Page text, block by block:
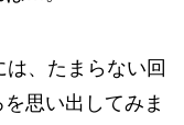
、たまらない回
思い出してみま